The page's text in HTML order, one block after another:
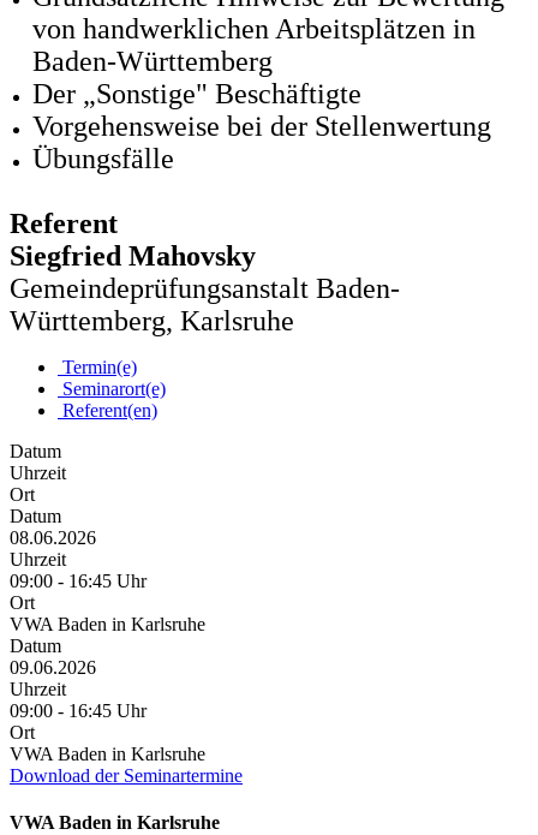
von handwerklichen Arbeitsplätzen in
Baden-Württemberg
Der „Sonstige" Beschäftigte
Vorgehensweise bei der Stellenwertung
Übungsfälle
Referent
Siegfried Mahovsky
Gemeindeprüfungsanstalt Baden-
Württemberg, Karlsruhe
Termin(e)
Seminarort(e)
Referent(en)
Datum
Uhrzeit
Ort
Datum
08.06.2026
Uhrzeit
09:00 - 16:45 Uhr
Ort
VWA Baden in Karlsruhe
Datum
09.06.2026
Uhrzeit
09:00 - 16:45 Uhr
Ort
VWA Baden in Karlsruhe
Download der Seminartermine
VWA Baden in Karlsruhe